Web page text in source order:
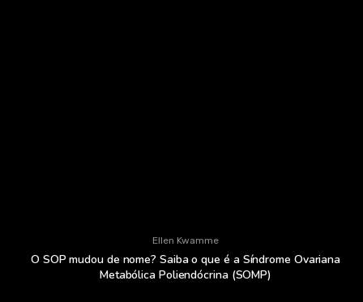
Ellen Kwamme
O SOP mudou de nome? Saiba o que é a Síndrome Ovariana
Metabólica Poliendócrina (SOMP)